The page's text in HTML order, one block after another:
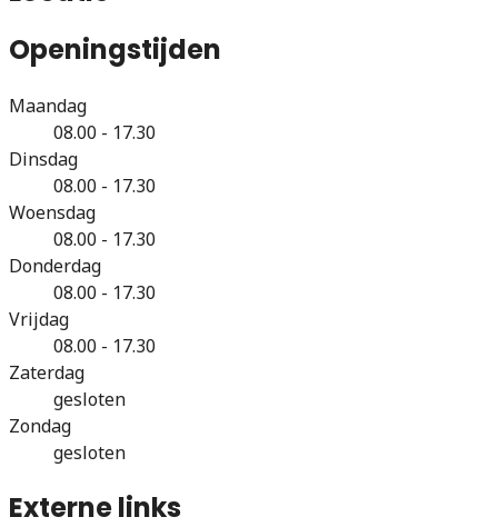
Openingstijden
Maandag
08.00 - 17.30
Dinsdag
08.00 - 17.30
Woensdag
08.00 - 17.30
Donderdag
08.00 - 17.30
Vrijdag
08.00 - 17.30
Zaterdag
gesloten
Zondag
gesloten
Externe links